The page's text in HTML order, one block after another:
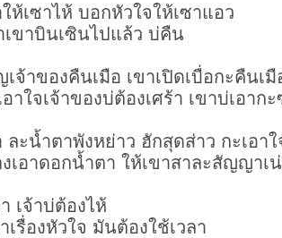
ห้เซาไห้ บอกหัวใจให้เซาแอว
เขาบินเซินไปแล้ว บ่คืน
จ้าของคืนเมือ เขาเปิดเบื่อกะคืนเมื
าใจเจ้าของบ่ต้องเศร้า เขาบ่เอากะ
ละน้ำตาพังหย่าว ฮักสุดส่าว กะเอา
งเอาดอกน้ำตา ให้เขาสาละสัญญาเ
เจ้าบ่ต้องไห้
รื่องหัวใจ มันต้องใช้เวลา